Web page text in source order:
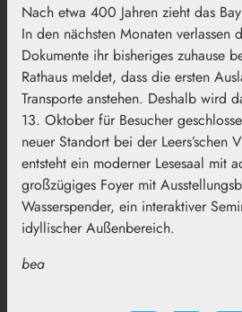
Nach etwa 400 Jahren zieht das
In den nächsten Monaten verlassen
Dokumente ihr bisheriges zuhause
Rathaus meldet, dass die ersten
Transporte anstehen. Deshalb wird
13. Oktober für Besucher
neuer Standort bei der
entsteht ein moderner Lesesaal mit
großzügiges Foyer mit
Wasserspender, ein interaktiver
idyllischer Außenbereich.
bea